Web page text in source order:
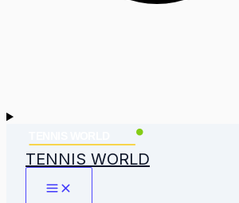
TENNIS WORLD